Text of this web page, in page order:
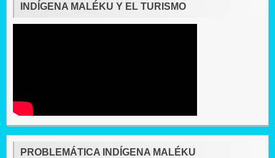
INDÍGENA MALÉKU Y EL TURISMO
PROBLEMÁTICA INDÍGENA MALÉKU